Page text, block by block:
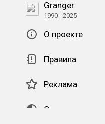
Granger
1990 - 2025
О проекте
Правила
Реклама
Системная тема